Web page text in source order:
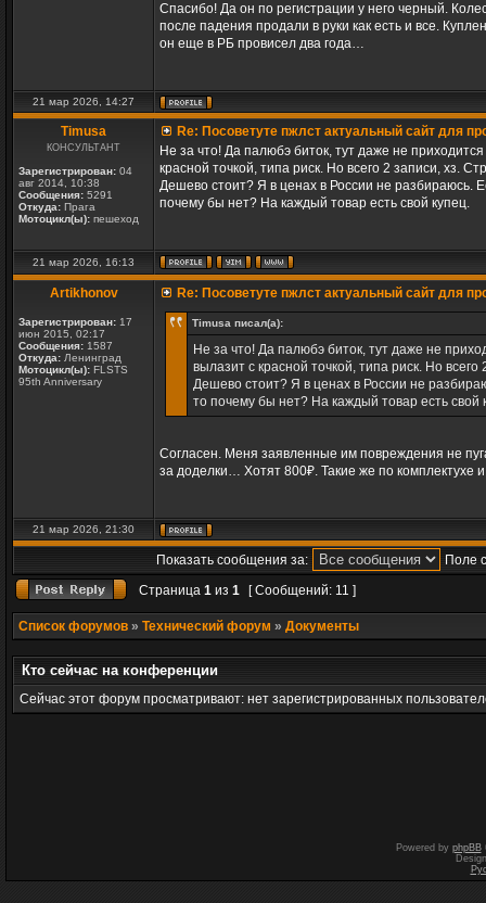
Спасибо! Да он по регистрации у него черный.
после падения продали в руки как есть и все.
он еще в РБ провисел два года…
21 мар 2026, 14:27
Timusa
КОНСУЛЬТАНТ
Зарегистрирован: 04
авг 2014, 10:38
Сообщения: 5291
Откуда: Прага
Мотоцикл(ы): пешеход
Re: Посоветуте пжлст актуальный сайт для
Не за что! Да палюбэ биток, тут даже не
красной точкой, типа риск. Но всего 2 записи, хз.
Дешево стоит? Я в ценах в России не разбираюсь.
почему бы нет? На каждый товар есть свой купец.
21 мар 2026, 16:13
Artikhonov
Зарегистрирован: 17
июн 2015, 02:17
Сообщения: 1587
Откуда: Ленинград
Мотоцикл(ы): FLSTS
95th Anniversary
Re: Посоветуте пжлст актуальный сайт для
Timusa писал(а):
Не за что! Да палюбэ биток, тут даже не
вылазит с красной точкой, типа риск. Но
Дешево стоит? Я в ценах в России не
то почему бы нет? На каждый товар есть свой
Согласен. Меня заявленные им повреждения не
за доделки… Хотят 800₽. Такие же по комплектухе
21 мар 2026, 21:30
Показать сообщения за:
Поле
Страница 1 из 1 [ Сообщений: 11 ]
Список форумов » Технический форум » Документы
Кто сейчас на конференции
Сейчас этот форум просматривают: нет зарегистрированных
Powered by phpBB